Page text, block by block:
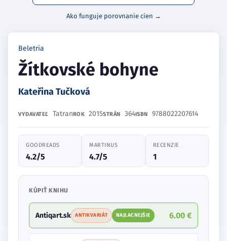
Ako funguje porovnanie cien →
Beletria
Žítkovské bohyne
Kateřina Tučková
VYDAVATEĽ TatranROK 2015STRÁN 364ISBN 9788022207614
GOODREADS
4.2/5
MARTINUS
4.7/5
RECENZIE
1
KÚPIŤ KNIHU
Antiqart.sk ANTIKVARIÁT NAJLACNEJŠIE 6.00 €